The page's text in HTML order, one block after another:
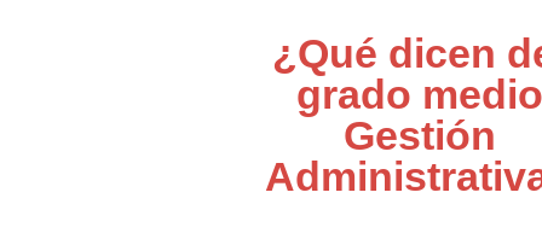
¿Qué dicen
grado medio
Gestión